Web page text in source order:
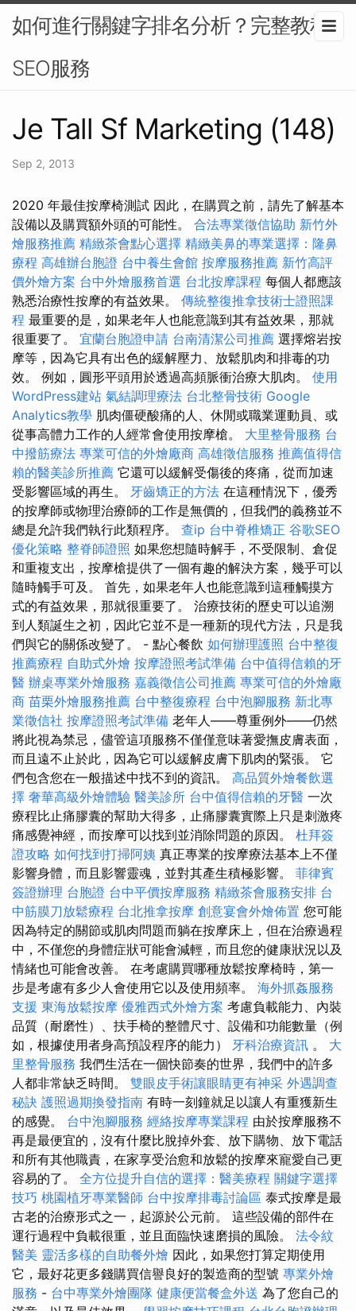
如何進行關鍵字排名分析？完整教程-
SEO服務
Je Tall Sf Marketing (148)
Sep 2, 2013
2020 年最佳按摩椅測試 因此，在購買之前，請先了解基本
設備以及購買額外頭的可能性。 合法專業徵信協助 新竹外
燴服務推薦 精緻茶會點心選擇 精緻美鼻的專業選擇：隆鼻
療程 高雄辦台胞證 台中養生會館 按摩服務推薦 新竹高評
價外燴方案 台中外燴服務首選 台北按摩課程 每個人都應該
熟悉治療性按摩的有益效果。 傳統整復推拿技術士證照課
程 最重要的是，如果老年人也能意識到其有益效果，那就
很重要了。 宜蘭台胞證申請 台南清潔公司推薦 選擇熔岩按
摩等，因為它具有出色的緩解壓力、放鬆肌肉和排毒的功
效。 例如，圓形平頭用於透過高頻脈衝治療大肌肉。 使用
WordPress建站 氣結調理療法 台北整骨技術 Google
Analytics教學 肌肉僵硬酸痛的人、休閒或職業運動員、或
從事高體力工作的人經常會使用按摩槍。 大里整骨服務 台
中撥筋療法 專業可信的外燴廠商 高雄徵信服務 推薦值得信
賴的醫美診所推薦 它還可以緩解受傷後的疼痛，從而加速
受影響區域的再生。 牙齒矯正的方法 在這種情況下，優秀
的按摩師或物理治療師的工作是無價的，但我們的義務並不
總是允許我們執行此類程序。 查ip 台中脊椎矯正 谷歌SEO
優化策略 整脊師證照 如果您想隨時解手，不受限制、倉促
和重複支出，按摩槍提供了一個有趣的解決方案，幾乎可以
隨時觸手可及。 首先，如果老年人也能意識到這種觸摸方
式的有益效果，那就很重要了。 治療技術的歷史可以追溯
到人類誕生之初，因此它並不是一種新的現代方法，只是我
們與它的關係改變了。 - 點心餐飲 如何辦理護照 台中整復
推薦療程 自助式外燴 按摩證照考試準備 台中值得信賴的牙
醫 辦桌專業外燴服務 嘉義徵信公司推薦 專業可信的外燴廠
商 苗栗外燴服務推薦 台中整復療程 台中泡腳服務 新北專
業徵信社 按摩證照考試準備 老年人——尊重例外——仍然
將此視為禁忌，儘管這項服務不僅僅意味著愛撫皮膚表面，
而且遠不止於此，因為它可以緩解皮膚下肌肉的緊張。 它
們包含您在一般描述中找不到的資訊。 高品質外燴餐飲選
擇 奢華高級外燴體驗 醫美診所 台中值得信賴的牙醫 一次
療程比止痛膠囊的幫助大得多，止痛膠囊實際上只是刺激疼
痛感覺神經，而按摩可以找到並消除問題的原因。 杜拜簽
證攻略 如何找到打掃阿姨 真正專業的按摩療法基本上不僅
影響身體，而且影響靈魂，並對其產生積極影響。 菲律賓
簽證辦理 台胞證 台中平價按摩服務 精緻茶會服務安排 台
中筋膜刀放鬆療程 台北推拿按摩 創意宴會外燴佈置 您可能
因為特定的關節或肌肉問題而躺在按摩床上，但在治療過程
中，不僅您的身體症狀可能會減輕，而且您的健康狀況以及
情緒也可能會改善。 在考慮購買哪種放鬆按摩椅時，第一
步是考慮有多少人會使用它以及使用頻率。 海外抓姦服務
支援 東海放鬆按摩 優雅西式外燴方案 考慮負載能力、內裝
品質（耐磨性）、扶手椅的整體尺寸、設備和功能數量（例
如，根據使用者身高預設程序的能力） 牙科治療資訊 。 大
里整骨服務 我們生活在一個快節奏的世界，我們中的許多
人都非常缺乏時間。 雙眼皮手術讓眼睛更有神采 外遇調查
秘訣 護照過期換發指南 有時一刻鐘就足以讓人有重獲新生
的感覺。 台中泡腳服務 經絡按摩專業課程 由於按摩服務不
再是最便宜的，沒有什麼比脫掉外套、放下購物、放下電話
和所有其他職責，在家享受治愈和放鬆的按摩來寵愛自己更
容易的了。 全方位提升自信的選擇：醫美療程 關鍵字選擇
技巧 桃園植牙專業醫師 台中按摩排毒討論區 泰式按摩是最
古老的治療形式之一，起源於公元前。 這些設備的部件在
運行過程中負載很重，並且面臨快速磨損的風險。 法令紋
醫美 靈活多樣的自助餐外燴 因此，如果您打算定期使用
它，最好花更多錢購買信譽良好的製造商的型號 專業外燴
服務 - 台中專業外燴團隊 健康便當餐盒外送 為了您自己的